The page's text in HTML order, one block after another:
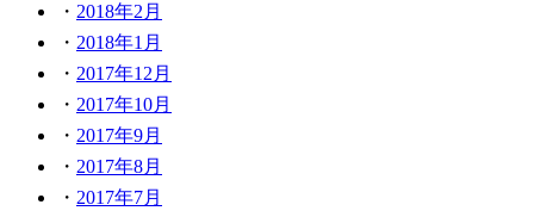
2018年2月
2018年1月
2017年12月
2017年10月
2017年9月
2017年8月
2017年7月